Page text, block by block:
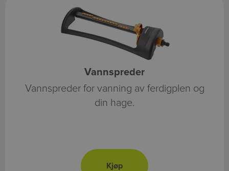
Vannspreder
Vannspreder for vanning av ferdigplen og
din hage.